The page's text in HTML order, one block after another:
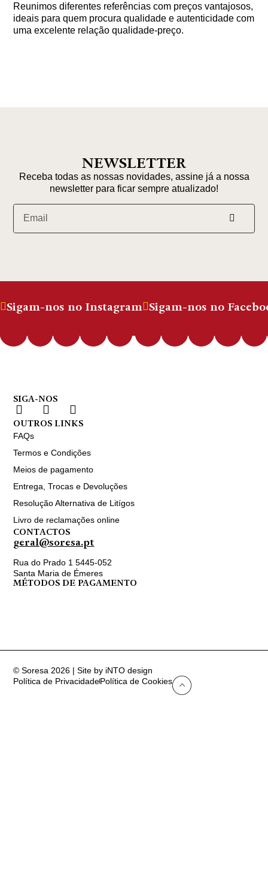
Reunimos diferentes referências com preços vantajosos,
ideais para quem procura qualidade e autenticidade com
uma excelente relação qualidade-preço.
NEWSLETTER
Receba todas as nossas novidades, assine já a nossa
newsletter para ficar sempre atualizado!
Sigam-nos no Instagram Sigam-nos no
SIGA-NOS
OUTROS LINKS
FAQs
Termos e Condições
Meios de pagamento
Entrega, Trocas e Devoluções
Resolução Alternativa de Litígos
Livro de reclamações online
CONTACTOS
geral@soresa.pt
Rua do Prado 1 5445-052
Santa Maria de Émeres
MÉTODOS DE PAGAMENTO
© Soresa 2026 | Site by iNTO design
Política de PrivacidadePolítica de Cookies